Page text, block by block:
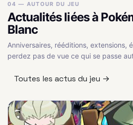
04 — AUTOUR DU JEU
Actualités liées à
Blanc
Anniversaires, rééditions, extensions,
perdez pas de vue ce qui se passe
Toutes les actus du jeu →